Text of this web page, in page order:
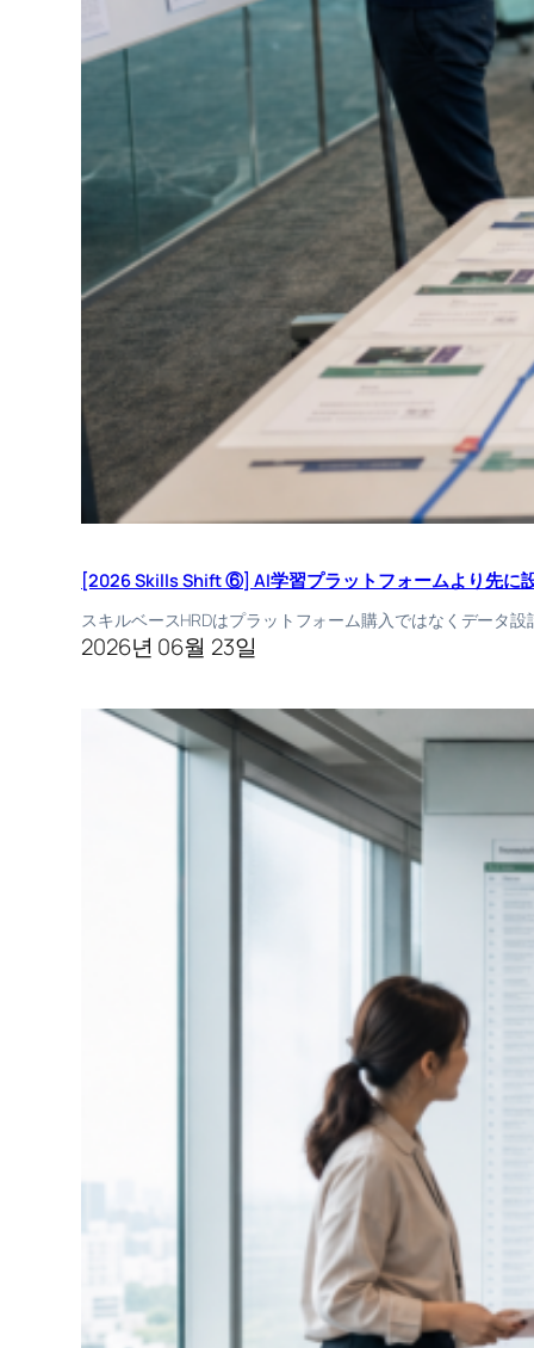
[2026 Skills Shift ⑥] AI学習プラットフォームより先に
スキルベースHRDはプラットフォーム購入ではなくデータ
2026년 06월 23일